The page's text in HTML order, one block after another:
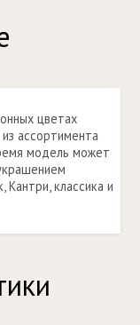
цветах
ассортимента
модель может
классика и